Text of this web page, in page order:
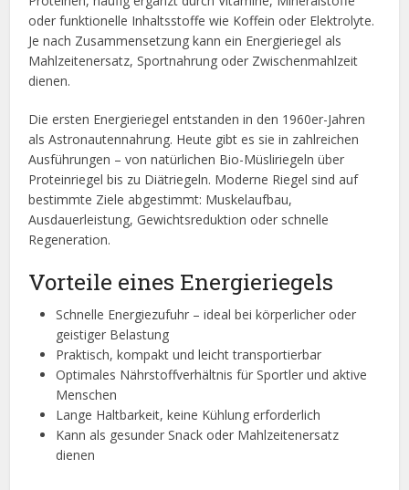
oder funktionelle Inhaltsstoffe wie Koffein oder Elektrolyte.
Je nach Zusammensetzung kann ein Energieriegel als
Mahlzeitenersatz, Sportnahrung oder Zwischenmahlzeit
dienen.
Die ersten Energieriegel entstanden in den 1960er-Jahren
als Astronautennahrung. Heute gibt es sie in zahlreichen
Ausführungen – von natürlichen Bio-Müsliriegeln über
Proteinriegel bis zu Diätriegeln. Moderne Riegel sind auf
bestimmte Ziele abgestimmt: Muskelaufbau,
Ausdauerleistung, Gewichtsreduktion oder schnelle
Regeneration.
Vorteile eines Energieriegels
Schnelle Energiezufuhr – ideal bei körperlicher oder
geistiger Belastung
Praktisch, kompakt und leicht transportierbar
Optimales Nährstoffverhältnis für Sportler und aktive
Menschen
Lange Haltbarkeit, keine Kühlung erforderlich
Kann als gesunder Snack oder Mahlzeitenersatz
dienen